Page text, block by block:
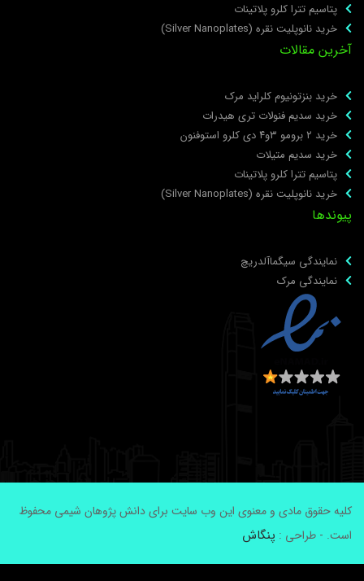
پتاسیم تترا کلرو پلاتینات
خرید نانوپلیت نقره (Silver Nanoplates)
مقالات
خرید بنزتونیوم کلراید مرک
خرید سدیم فنولات تری هیدرات
خرید ۲ برومو ۳و۴ دی‌ کلرو استوفنون
خرید سدیم متیلات
پتاسیم تترا کلرو پلاتینات
خرید نانوپلیت نقره (Silver Nanoplates)
نمایندگی سیگماآلدریچ
نمایندگی مرک
حقوق مادی و معنوی این وب سایت برای دانش پژوهان شیمی محفوظ
- طراحی :پنگاش